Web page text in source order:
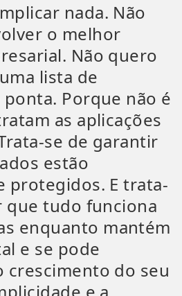
nada. Não
o melhor
Não quero
lista de
Porque não é
as aplicações
se de garantir
estão
protegidos. E trata-
que tudo funciona
enquanto mantém
e se pode
crescimento do seu